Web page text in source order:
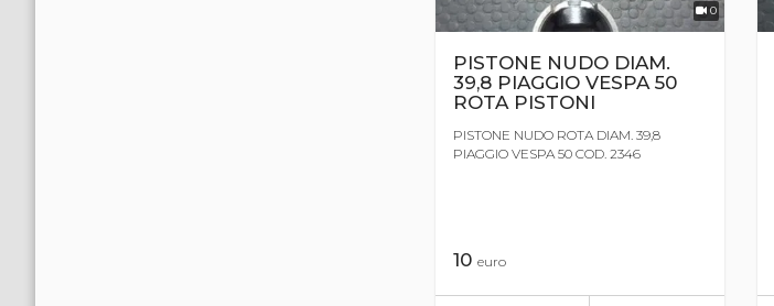
0
PISTONE NUDO DIAM.
39,8 PIAGGIO VESPA 50
ROTA PISTONI
PISTONE NUDO ROTA DIAM. 39,8
PIAGGIO VESPA 50 COD. 2346
10 euro